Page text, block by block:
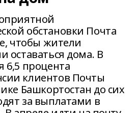
обстановки Почта
чтобы жители
оставаться дома. В
6,5 процента
клиентов Почты
Башкортостан до сих
за выплатами в